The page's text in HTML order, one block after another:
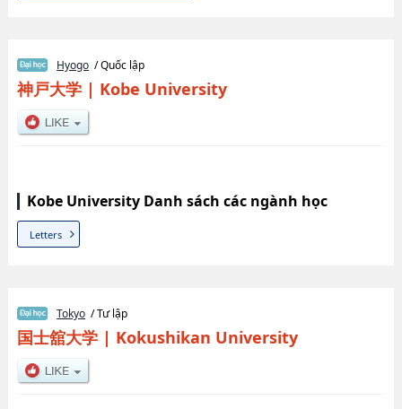
Hyogo / Quốc lập
神戸大学| Kobe University
Kobe University Danh sách các ngành học
Letters
Tokyo / Tư lập
国士舘大学| Kokushikan University